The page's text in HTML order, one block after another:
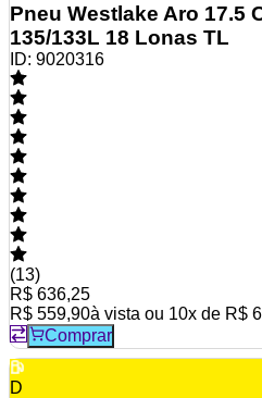
Pneu Westlake Aro 17.5
135/133L 18 Lonas TL
ID: 9020316
(13)
R$ 636,25
R$ 559,90à vista ou 10x de R$
Comprar
D